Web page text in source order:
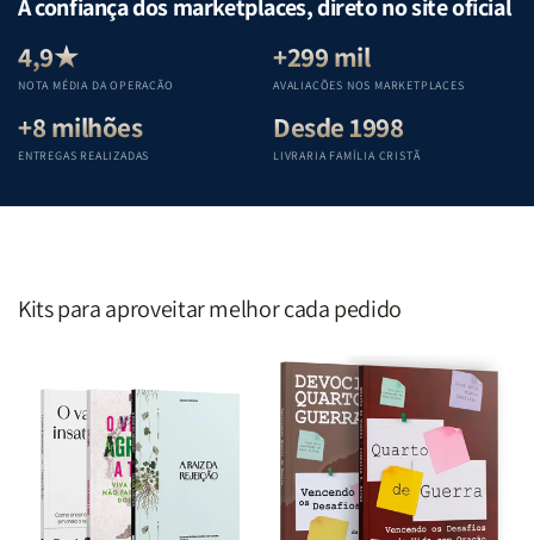
Equipe
Teológica
Penkal
Equipe
Penkal
Equipe
Teológica
Penkal
Equipe
A confiança dos marketplaces, direto no site oficial
4,9★
NOTA MÉDIA DA OPERAÇÃO
+299 mil
AVALIAÇÕES NOS MARKETPLACES
+8 milhões
ENTREGAS REALIZADAS
Desde 1998
LIVRARIA FAMÍLIA CRISTÃ
Kits para aproveitar melhor cada pedido